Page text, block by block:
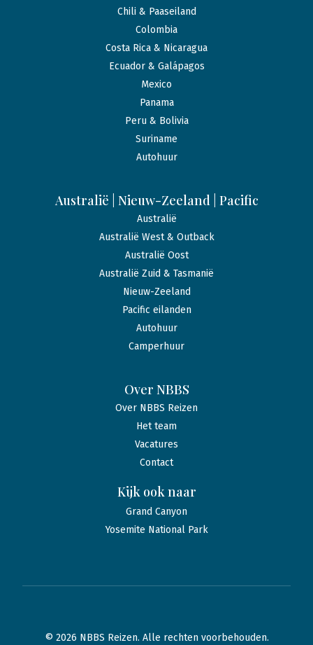
Chili & Paaseiland
Colombia
Costa Rica & Nicaragua
Ecuador & Galápagos
Mexico
Panama
Peru & Bolivia
Suriname
Autohuur
Australië | Nieuw-Zeeland | Pacific
Australië
Australië West & Outback
Australië Oost
Australië Zuid & Tasmanië
Nieuw-Zeeland
Pacific eilanden
Autohuur
Camperhuur
Over NBBS
Over NBBS Reizen
Het team
Vacatures
Contact
Kijk ook naar
Grand Canyon
Yosemite National Park
© 2026 NBBS Reizen. Alle rechten voorbehouden.